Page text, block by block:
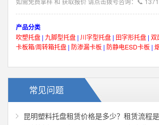
产品分类
吹塑托盘 | 九脚型托盘 | 川字型托盘 | 田字形托盘 | 双
卡板箱/周转箱托盘 | 防渗漏卡板 | 防静电ESD卡板 |
常见问题
昆明塑料托盘租赁价格是多少？租赁流程是